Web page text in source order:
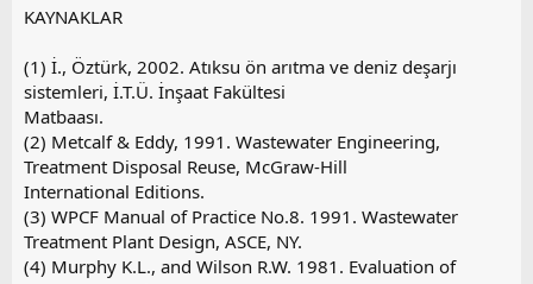
KAYNAKLAR
(1) İ., Öztürk, 2002. Atıksu ön arıtma ve deniz deşarjı
sistemleri, İ.T.Ü. İnşaat Fakültesi
Matbaası.
(2) Metcalf & Eddy, 1991. Wastewater Engineering,
Treatment Disposal Reuse, McGraw-Hill
International Editions.
(3) WPCF Manual of Practice No.8. 1991. Wastewater
Treatment Plant Design, ASCE, NY.
(4) Murphy K.L., and Wilson R.W. 1981. Evaluation of